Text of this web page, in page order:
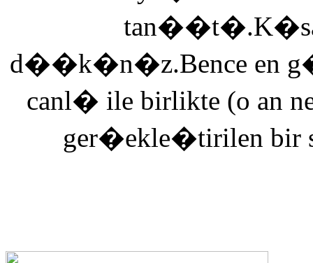
d��k�n�z.Bence en
canl� ile birlikte (o an
ger�ekle�tirilen bir